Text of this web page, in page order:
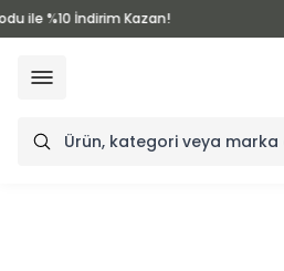
ile %10 İndirim Kazan!